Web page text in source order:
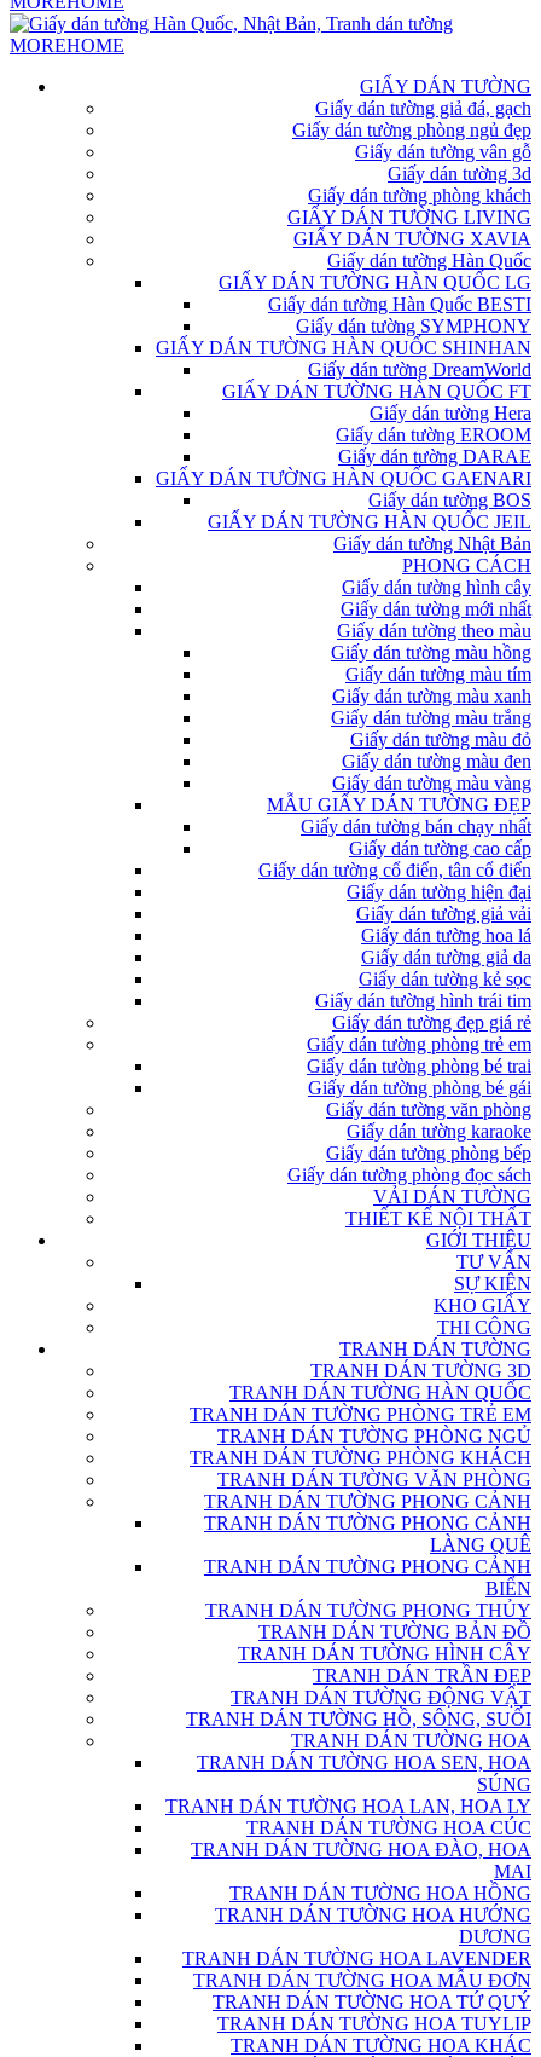
GIẤY DÁN TƯỜNG
Giấy dán tường giả đá, gạch
Giấy dán tường phòng ngủ đẹp
Giấy dán tường vân gỗ
Giấy dán tường 3d
Giấy dán tường phòng khách
GIẤY DÁN TƯỜNG LIVING
GIẤY DÁN TƯỜNG XAVIA
Giấy dán tường Hàn Quốc
GIẤY DÁN TƯỜNG HÀN QUỐC LG
Giấy dán tường Hàn Quốc BESTI
Giấy dán tường SYMPHONY
GIẤY DÁN TƯỜNG HÀN QUỐC SHINHAN
Giấy dán tường DreamWorld
GIẤY DÁN TƯỜNG HÀN QUỐC FT
Giấy dán tường Hera
Giấy dán tường EROOM
Giấy dán tường DARAE
GIẤY DÁN TƯỜNG HÀN QUỐC GAENARI
Giấy dán tường BOS
GIẤY DÁN TƯỜNG HÀN QUỐC JEIL
Giấy dán tường Nhật Bản
PHONG CÁCH
Giấy dán tường hình cây
Giấy dán tường mới nhất
Giấy dán tường theo màu
Giấy dán tường màu hồng
Giấy dán tường màu tím
Giấy dán tường màu xanh
Giấy dán tường màu trắng
Giấy dán tường màu đỏ
Giấy dán tường màu đen
Giấy dán tường màu vàng
MẪU GIẤY DÁN TƯỜNG ĐẸP
Giấy dán tường bán chạy nhất
Giấy dán tường cao cấp
Giấy dán tường cổ điển, tân cổ điển
Giấy dán tường hiện đại
Giấy dán tường giả vải
Giấy dán tường hoa lá
Giấy dán tường giả da
Giấy dán tường kẻ sọc
Giấy dán tường hình trái tim
Giấy dán tường đẹp giá rẻ
Giấy dán tường phòng trẻ em
Giấy dán tường phòng bé trai
Giấy dán tường phòng bé gái
Giấy dán tường văn phòng
Giấy dán tường karaoke
Giấy dán tường phòng bếp
Giấy dán tường phòng đọc sách
VẢI DÁN TƯỜNG
THIẾT KẾ NỘI THẤT
GIỚI THIỆU
TƯ VẤN
SỰ KIỆN
KHO GIẤY
THI CÔNG
TRANH DÁN TƯỜNG
TRANH DÁN TƯỜNG 3D
TRANH DÁN TƯỜNG HÀN QUỐC
TRANH DÁN TƯỜNG PHÒNG TRẺ EM
TRANH DÁN TƯỜNG PHÒNG NGỦ
TRANH DÁN TƯỜNG PHÒNG KHÁCH
TRANH DÁN TƯỜNG VĂN PHÒNG
TRANH DÁN TƯỜNG PHONG CẢNH
TRANH DÁN TƯỜNG PHONG CẢNH
LÀNG QUÊ
TRANH DÁN TƯỜNG PHONG CẢNH
BIỂN
TRANH DÁN TƯỜNG PHONG THỦY
TRANH DÁN TƯỜNG BẢN ĐỒ
TRANH DÁN TƯỜNG HÌNH CÂY
TRANH DÁN TRẦN ĐẸP
TRANH DÁN TƯỜNG ĐỘNG VẬT
TRANH DÁN TƯỜNG HỒ, SÔNG, SUỐI
TRANH DÁN TƯỜNG HOA
TRANH DÁN TƯỜNG HOA SEN, HOA
SÚNG
TRANH DÁN TƯỜNG HOA LAN, HOA LY
TRANH DÁN TƯỜNG HOA CÚC
TRANH DÁN TƯỜNG HOA ĐÀO, HOA
MAI
TRANH DÁN TƯỜNG HOA HỒNG
TRANH DÁN TƯỜNG HOA HƯỚNG
DƯƠNG
TRANH DÁN TƯỜNG HOA LAVENDER
TRANH DÁN TƯỜNG HOA MẪU ĐƠN
TRANH DÁN TƯỜNG HOA TỨ QUÝ
TRANH DÁN TƯỜNG HOA TUYLIP
TRANH DÁN TƯỜNG HOA KHÁC